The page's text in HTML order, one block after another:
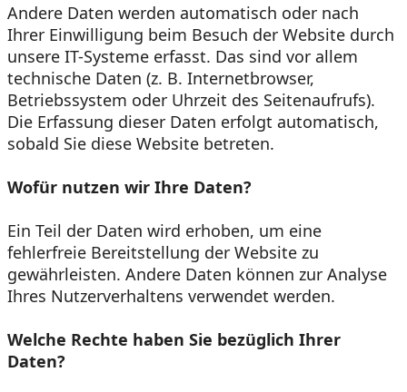
Andere Daten werden automatisch oder nach
Ihrer Einwilligung beim Besuch der Website durch
unsere IT-Systeme erfasst. Das sind vor allem
technische Daten (z. B. Internetbrowser,
Betriebssystem oder Uhrzeit des Seitenaufrufs).
Die Erfassung dieser Daten erfolgt automatisch,
sobald Sie diese Website betreten.
Wofür nutzen wir Ihre Daten?
Ein Teil der Daten wird erhoben, um eine
fehlerfreie Bereitstellung der Website zu
gewährleisten. Andere Daten können zur Analyse
Ihres Nutzerverhaltens verwendet werden.
Welche Rechte haben Sie bezüglich Ihrer
Daten?